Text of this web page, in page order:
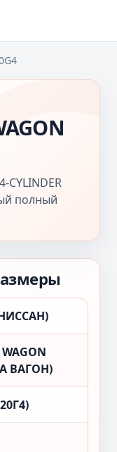
CYLINDER
полный
ВАГОН)